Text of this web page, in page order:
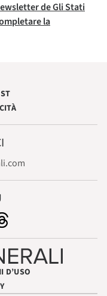
de Gli Stati
la
D’USO